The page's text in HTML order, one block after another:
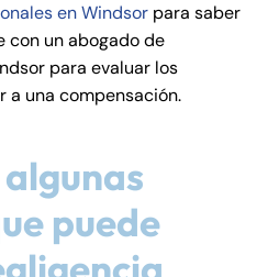
en Windsor para saber
con un abogado de
para evaluar los
a una compensación.
puede